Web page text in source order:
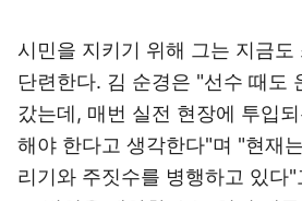
시민을 지키기 위해 그는 지금도
단련한다. 김 순경은 "선수 때도
갔는데, 매번 실전 현장에 투입
해야 한다고 생각한다"며 "현재
리기와 주짓수를 병행하고 있다